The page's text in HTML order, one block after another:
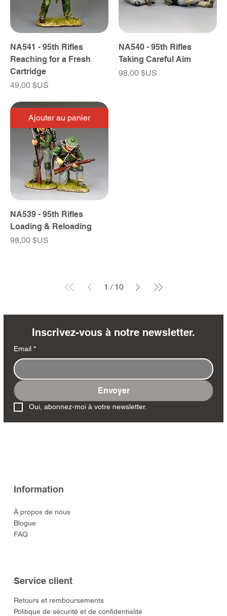
NA541 - 95th Rifles
Reaching for a Fresh
Cartridge
Prix
49,00 $US
NA540 - 95th Rifles
Taking Careful Aim
Prix
98,00 $US
Ajouter au panier
NA539 - 95th Rifles
Loading & Reloading
Prix
98,00 $US
1 / 10
Inscrivez-vous à notre newsletter.
Email *
Envoyer
Oui, abonnez-moi à votre newsletter.
Information
À propos de nous
Blogue
FAQ
Service client
​Retours et remboursements
Politique de sécurité et de confidentialité